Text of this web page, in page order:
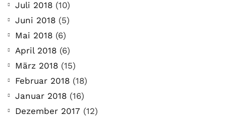
Juli 2018 (10)
Juni 2018 (5)
Mai 2018 (6)
April 2018 (6)
März 2018 (15)
Februar 2018 (18)
Januar 2018 (16)
Dezember 2017 (12)